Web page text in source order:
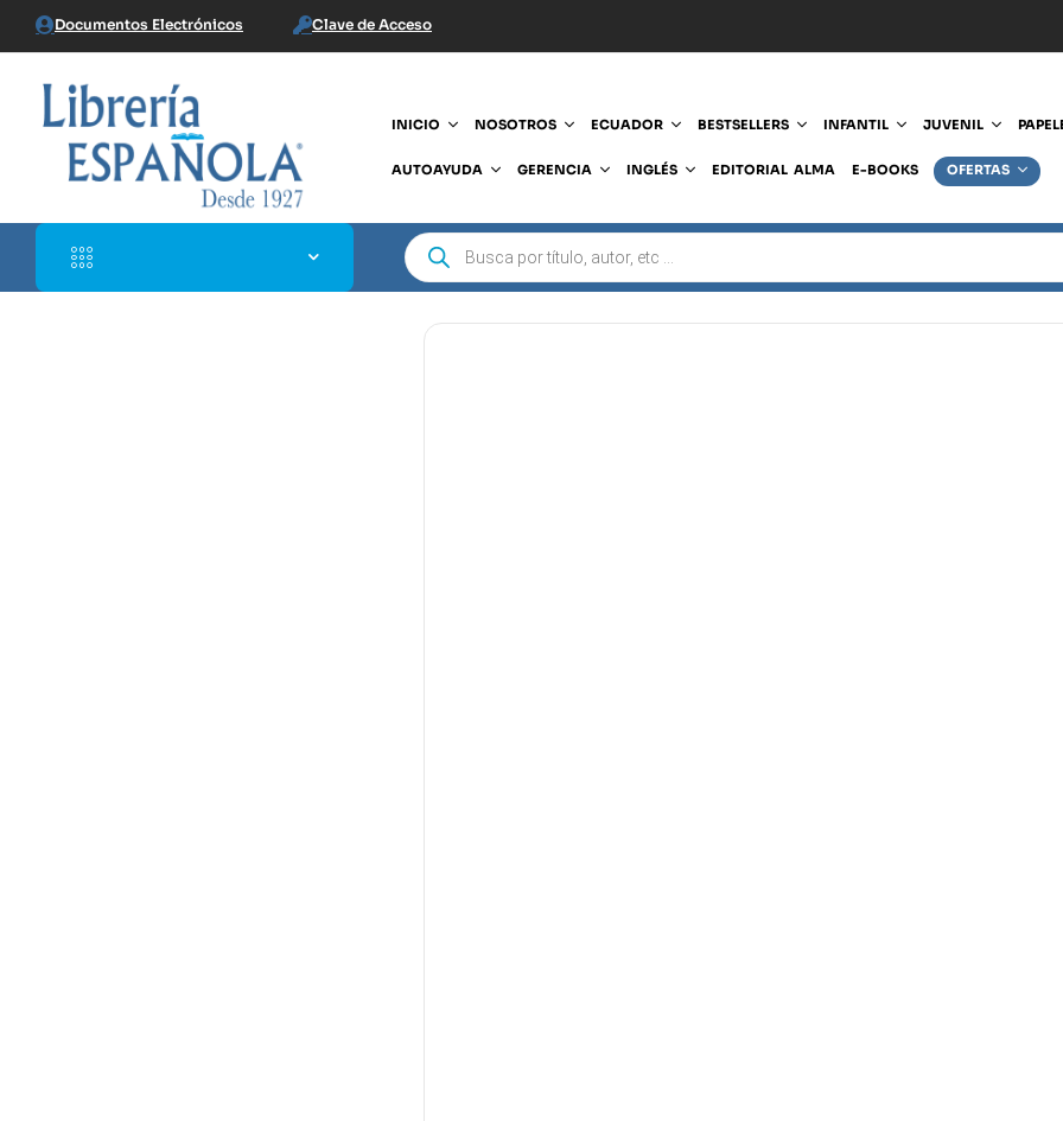
Documentos Electrónicos Clave de Acceso
INICIO NOSOTROS ECUADOR BESTSELLERS INFANTIL JUVENIL
AUTOAYUDA GERENCIA INGLÉS EDITORIAL ALMA E-BOOKS OFERTAS